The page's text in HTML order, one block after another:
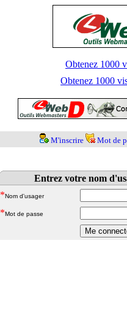
Obtenez 1000
Obtenez 1000
M'inscrire Mot de
Entrez votre nom
*Nom d'usager
*Mot de passe